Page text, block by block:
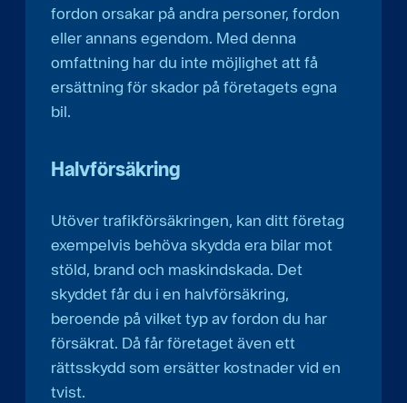
fordon orsakar på andra personer, fordon
eller annans egendom. Med denna
omfattning har du inte möjlighet att få
ersättning för skador på företagets egna
bil.
Halvförsäkring
Utöver trafikförsäkringen, kan ditt företag
exempelvis behöva skydda era bilar mot
stöld, brand och maskindskada. Det
skyddet får du i en halvförsäkring,
beroende på vilket typ av fordon du har
försäkrat. Då får företaget även ett
rättsskydd som ersätter kostnader vid en
tvist.